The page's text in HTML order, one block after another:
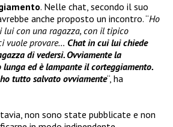
. Nelle chat, secondo il suo
anche proposto un incontro. “Ho
lui con una ragazza, con il tipico
vuole provare… Chat in cui lui chiede
di vedersi. Ovviamente la
lunga ed è lampante il corteggiamento.
tutto salvato ovviamente“, ha
non sono state pubblicate e non